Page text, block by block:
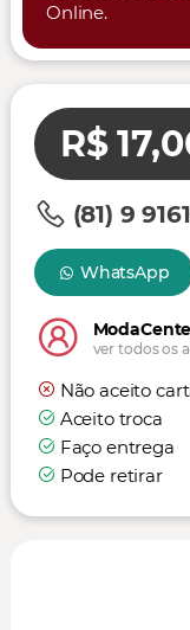
Online.
R$
(81) 9
WhatsApp
ver todos os
Não aceito
Aceito troca
Faço entrega
Pode retirar